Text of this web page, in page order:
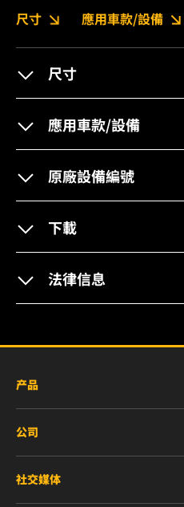
尺寸 應用車款/設備
尺寸
應用車款/設備
原廠設備編號
下載
法律信息
产品
新产品
停产/替代产品
公司
职业生涯
社交媒体